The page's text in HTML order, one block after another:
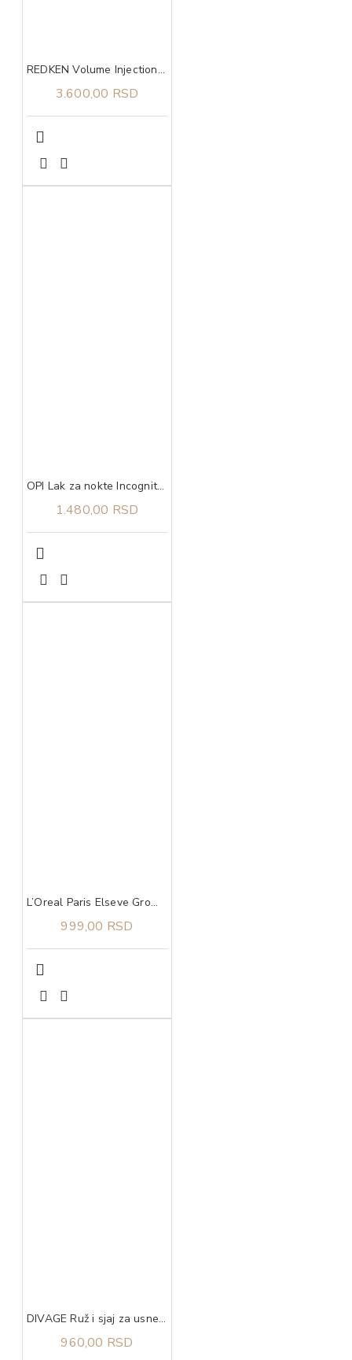
REDKEN Volume Injection šampon 300 ml
3.600,00 RSD
OPI Lak za nokte Incognito Mode
1.480,00 RSD
L’Oreal Paris Elseve Growth Booster šampon 200 ml
999,00 RSD
DIVAGE Ruž i sjaj za usne good vibes hypnotic fucsia 03
960,00 RSD